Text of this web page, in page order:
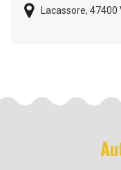
Lacassore, 47400